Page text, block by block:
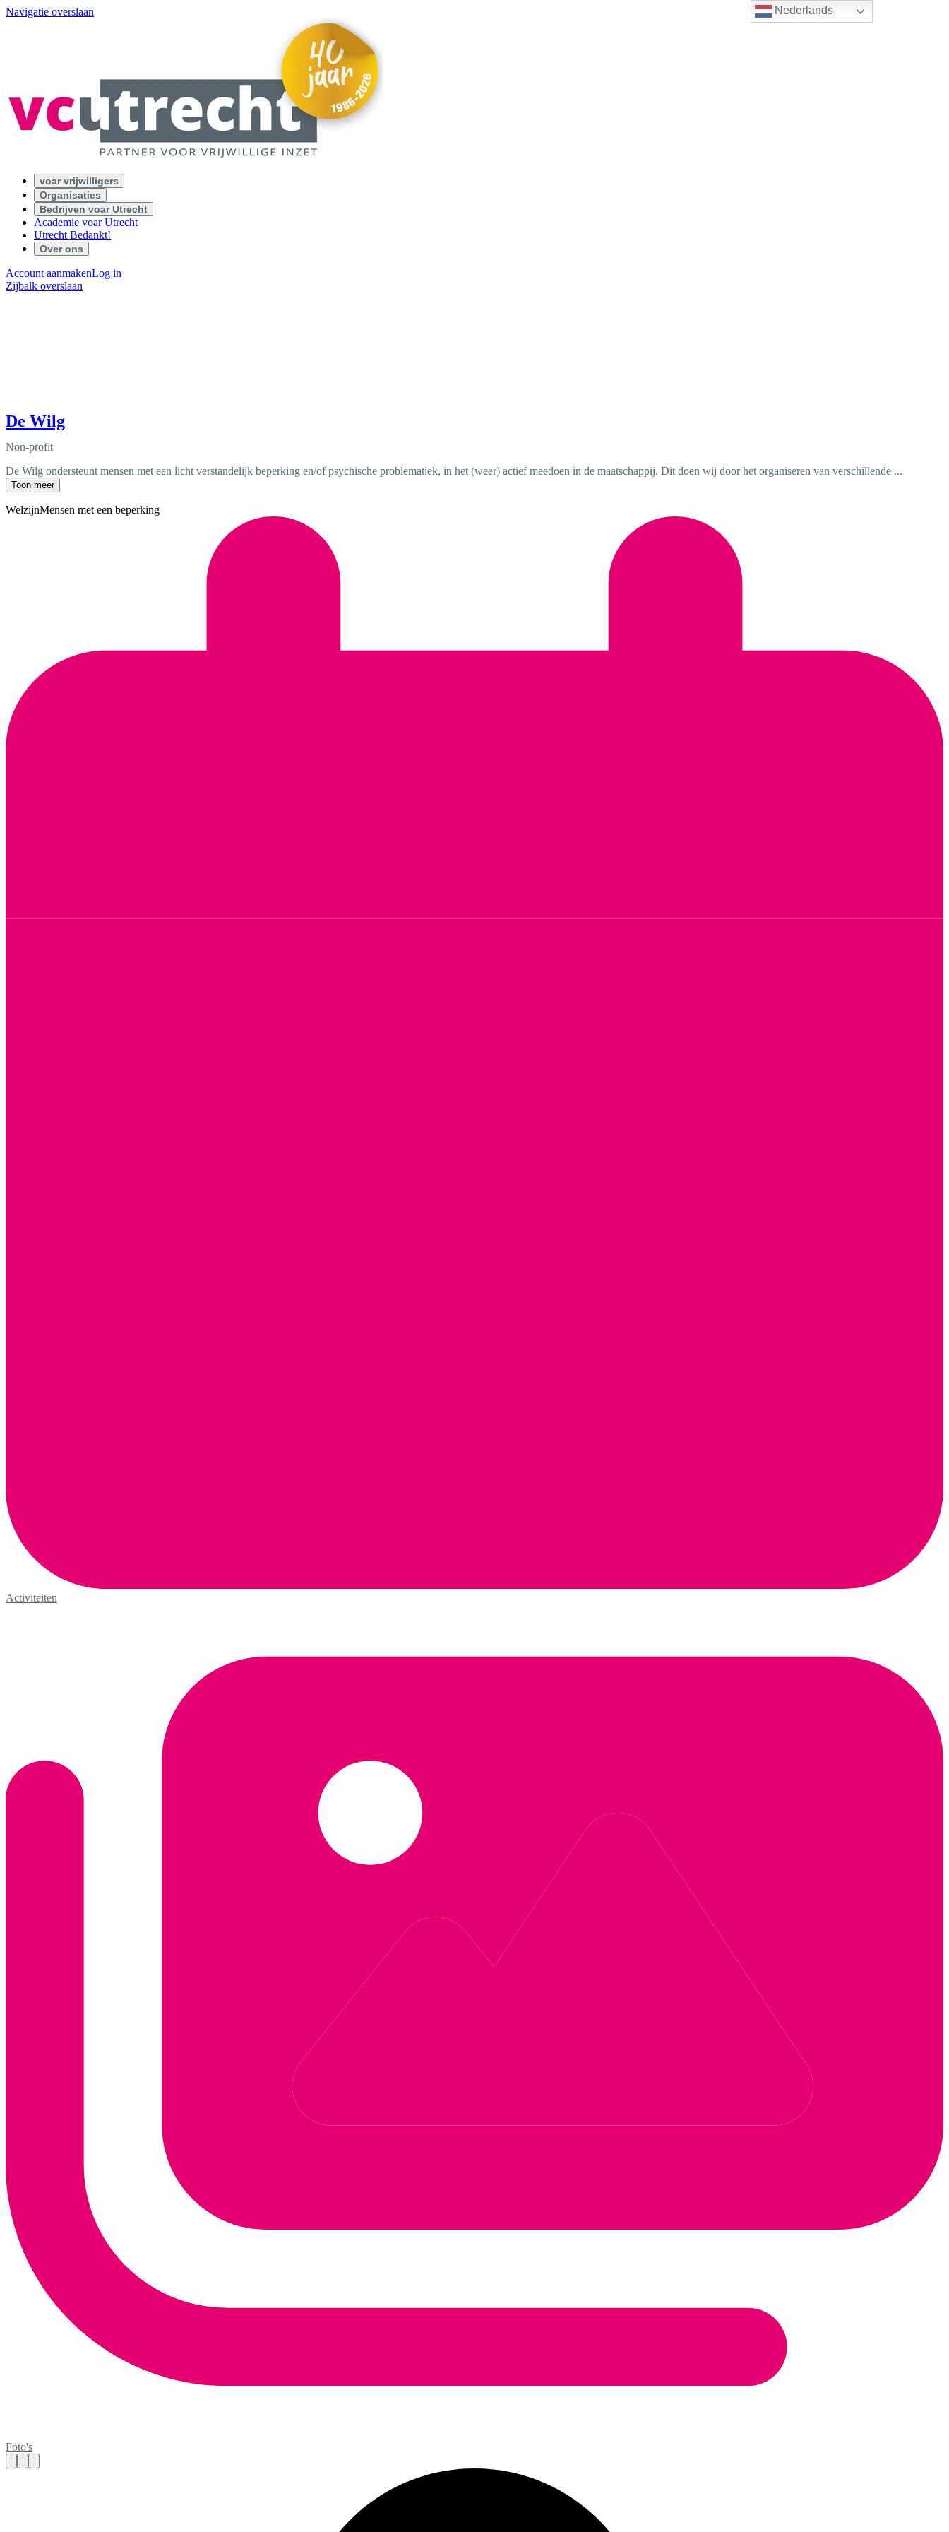
Nederlands
Navigatie overslaan
voar vrijwilligers
Organisaties
Bedrijven voar Utrecht
Academie voar Utrecht
Utrecht Bedankt!
Over ons
Account aanmakenLog in
Zijbalk overslaan
De Wilg
Non-profit
De Wilg ondersteunt mensen met een licht verstandelijk beperking en/of psychische problematiek, in het (weer) actief meedoen in de maatschappij. Dit doen wij door het organiseren van verschillende ...
Toon meer
WelzijnMensen met een beperking
Activiteiten
Foto's